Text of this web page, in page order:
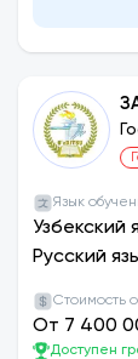
Язык
Узбекский
Русский
Стоимость
От 7 400
Доступен